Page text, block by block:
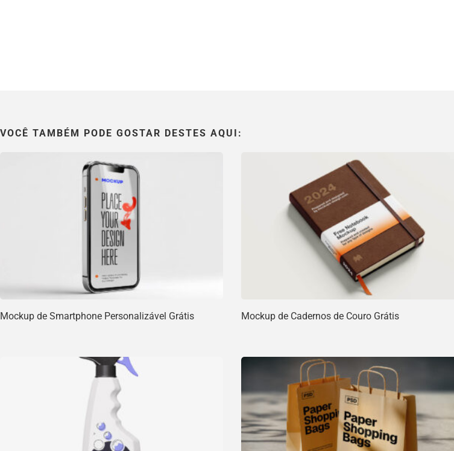
VOCÊ TAMBÉM PODE GOSTAR DESTES AQUI:
Mockup de Smartphone Personalizável Grátis Mockup de Cadernos de Couro Grátis